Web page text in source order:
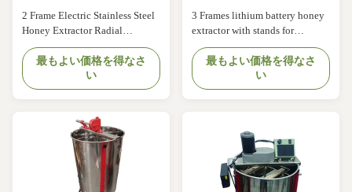
ツバチ 処理 機械 ミツバ
チ ミツバチ ミツバチ ミ
ミツバチ ミツバチ ミツバ
チ ミツバチ ミツバチ ミ
ツバチ ミツバチ
2 Frame Electric Stainless Steel
Honey Extractor Radial
Beekeeping Equipment Product
Overview Our 2-frame electric
automatic radial honey
processing machine is crafted
long-lasting performance. The
extractor features a 24-inch (61
cm) high drum with a 15-inch
最もよい価格を得なさ
い
テンレス鋼
3 Frames lithium battery honey
extractor with stands for
beekeeping Description of
Honey Extractor : Our honey
extractors are usually made by
304 stainless steel or 201
made by stainless steel or red
painting metal. Material
different , ...
最もよい価格を得なさ
い